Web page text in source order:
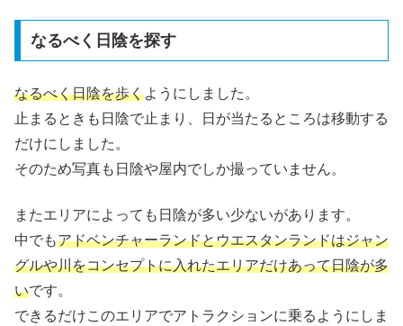
なるべく日陰を探す
なるべく日陰を歩くようにしました。
止まるときも日陰で止まり、日が当たるところは移動する
だけにしました。
そのため写真も日陰や屋内でしか撮っていません。
またエリアによっても日陰が多い少ないがあります。
中でもアドベンチャーランドとウエスタンランドはジャン
グルや川をコンセプトに入れたエリアだけあって日陰が多
いです。
できるだけこのエリアでアトラクションに乗るようにしま